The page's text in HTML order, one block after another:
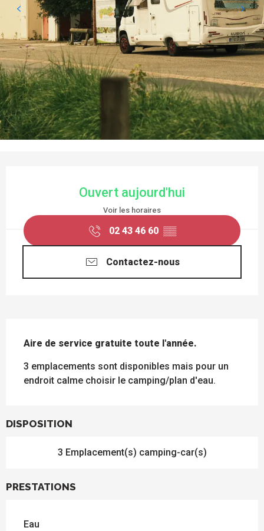
Ouvert aujourd'hui
Voir les horaires
02 43 46 60 ▒▒
Contactez-nous
Aire de service gratuite toute l'année.
3 emplacements sont disponibles mais pour un
endroit calme choisir le camping/plan d'eau.
DISPOSITION
3 Emplacement(s) camping-car(s)
PRESTATIONS
Eau